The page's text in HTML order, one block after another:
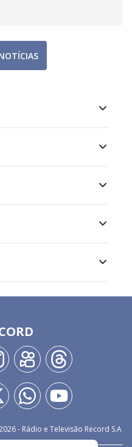
- Rádio e Televisão Record S.A